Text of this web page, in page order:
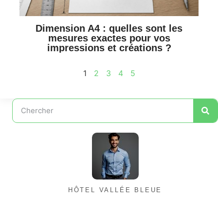
Dimension A4 : quelles sont les
mesures exactes pour vos
impressions et créations ?
1 2 3 4 5
HÔTEL VALLÉE BLEUE